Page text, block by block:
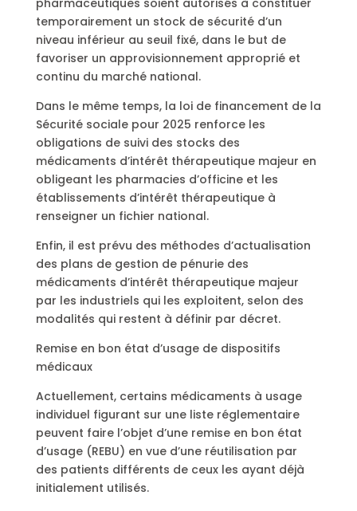
temporairement un stock de sécurité d’un
niveau inférieur au seuil fixé, dans le but de
favoriser un approvisionnement approprié et
continu du marché national.
Dans le même temps, la loi de financement de la
Sécurité sociale pour 2025 renforce les
obligations de suivi des stocks des
médicaments d’intérêt thérapeutique majeur en
obligeant les pharmacies d’officine et les
établissements d’intérêt thérapeutique à
renseigner un fichier national.
Enfin, il est prévu des méthodes d’actualisation
des plans de gestion de pénurie des
médicaments d’intérêt thérapeutique majeur
par les industriels qui les exploitent, selon des
modalités qui restent à définir par décret.
Remise en bon état d’usage de dispositifs
médicaux
Actuellement, certains médicaments à usage
individuel figurant sur une liste réglementaire
peuvent faire l’objet d’une remise en bon état
d’usage (REBU) en vue d’une réutilisation par
des patients différents de ceux les ayant déjà
initialement utilisés.